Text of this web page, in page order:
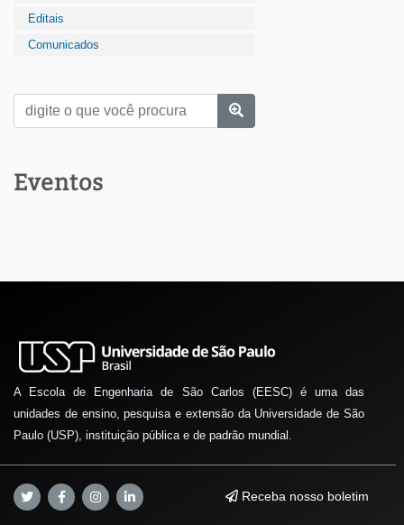
Editais
Comunicados
Eventos
A Escola de Engenharia de São Carlos (EESC) é uma das
unidades de ensino, pesquisa e extensão da Universidade de São
Paulo (USP), instituição pública e de padrão mundial.
Receba nosso boletim